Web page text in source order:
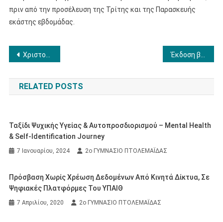
πριν από την προσέλευση της Τρίτης και της Παρασκευής
εκάστης εβδομάδας.
Πλοήγηση
άρθρων
Χριστούγεννα 2021
RELATED POSTS
Ταξίδι Ψυχικής Υγείας & Αυτοπροσδιορισμού – Mental Health
& Self-Identification Journey
7 Ιανουαρίου, 2024 2ο ΓΥΜΝΑΣΙΟ ΠΤΟΛΕΜΑΪΔΑΣ
Πρόσβαση Χωρίς Χρέωση Δεδομένων Από Κινητά Δίκτυα, Σε
Ψηφιακές Πλατφόρμες Του ΥΠΑΙΘ
7 Απριλίου, 2020 2ο ΓΥΜΝΑΣΙΟ ΠΤΟΛΕΜΑΪΔΑΣ